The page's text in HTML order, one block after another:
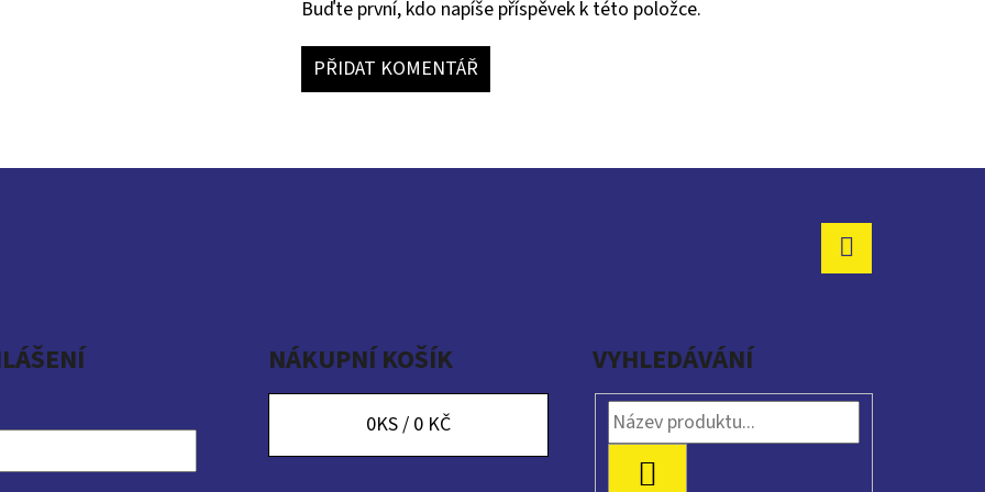
Buďte první, kdo napíše příspěvek k této položce.
PŘIDAT KOMENTÁŘ
NÁKUPNÍ KOŠÍK
0KS / 0 KČ
VYHLEDÁVÁNÍ